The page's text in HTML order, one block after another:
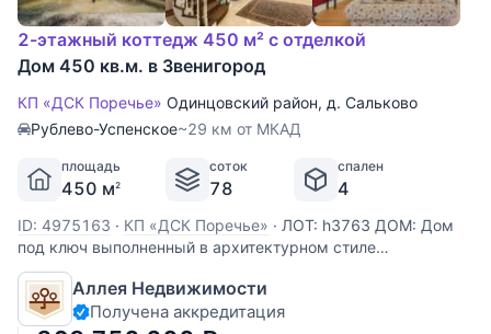
2-этажный коттедж 450 м² с отделкой
Дом 450 кв.м. в Звенигород
КП «ДСК Поречье» Одинцовский район, д. Сальково
Рублево-Успенское~29 км от МКАД
площадь
450 м2
соток
78
спален
4
ID: 4975163 · КП «ДСК Поречье» · ЛОТ: h3763 ДОМ: Дом
под ключ выполненный в архитектурном стиле
классической Англии. Интерьер дома выдержан в
гармонично подобранной авторской мебелью, с
элементами современных дизайнерских решений. В контур
Аллея Недвижимости
Получена аккредитация